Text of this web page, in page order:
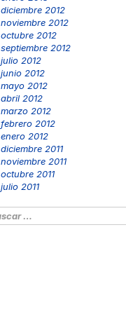
diciembre 2012
noviembre 2012
octubre 2012
septiembre 2012
julio 2012
junio 2012
mayo 2012
abril 2012
marzo 2012
febrero 2012
enero 2012
diciembre 2011
noviembre 2011
octubre 2011
julio 2011